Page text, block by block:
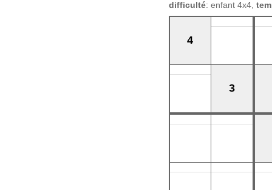
difficulté: enfant 4x4,
4
3